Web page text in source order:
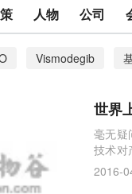
人物 公司
Vismodegib
HIV
学术欺诈 再生医
再生
世界
毫无疑
技术对
普遍。
2016-